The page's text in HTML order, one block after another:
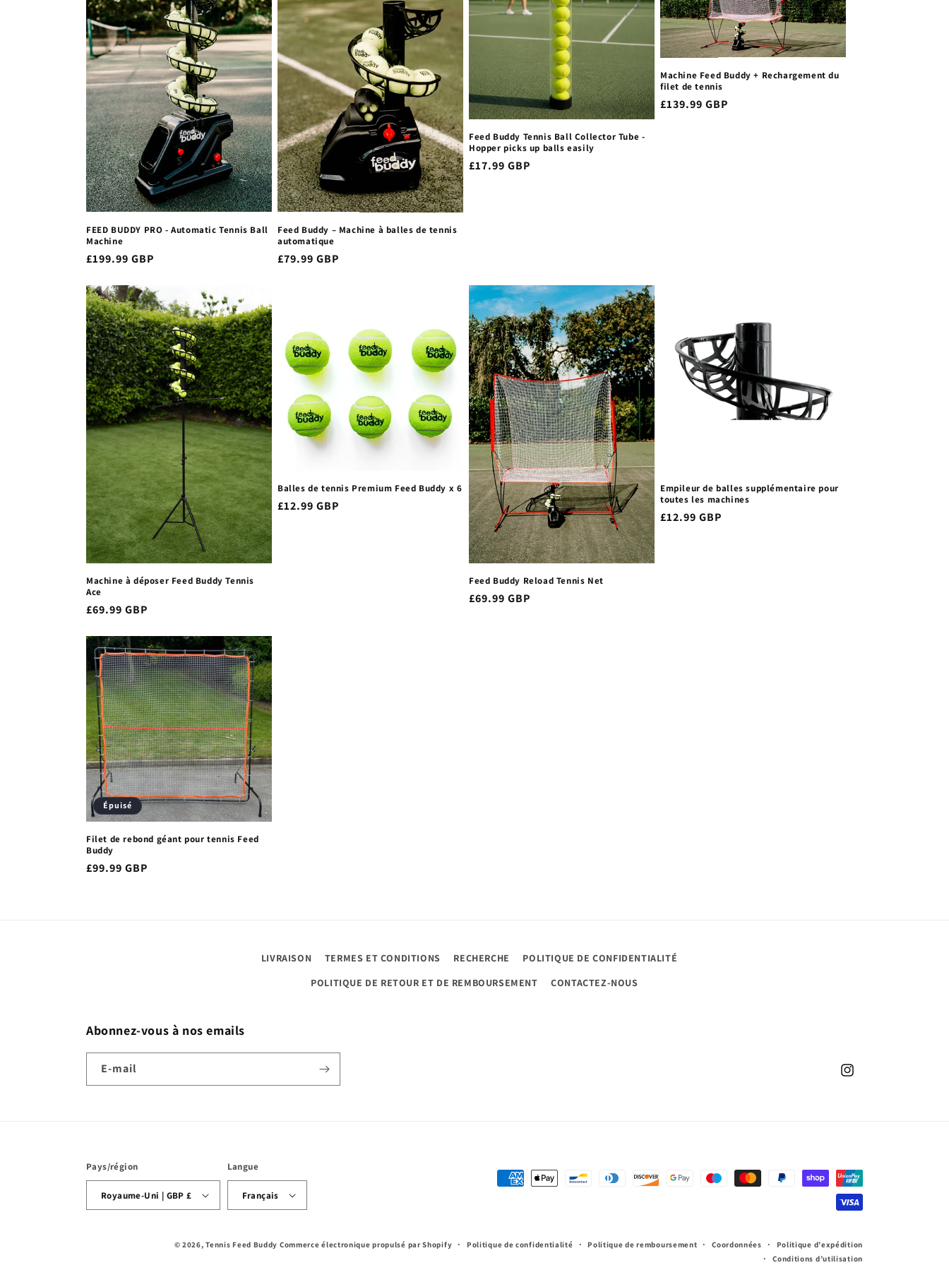
c
t
i
o
n
:
FEED BUDDY PRO - Automatic Tennis Ball
Machine
Prix
£199.99 GBP
Feed Buddy – Machine à balles de tennis
automatique
Prix
£79.99 GBP
Feed Buddy Tennis Ball Collector Tube -
Hopper picks up balls easily
Prix
£17.99 GBP
Machine Feed Buddy + Rechargement du
filet de tennis
Prix
£139.99 GBP
Machine à déposer Feed Buddy Tennis
Ace
Prix
£69.99 GBP
Balles de tennis Premium Feed Buddy x 6
Prix
£12.99 GBP
Feed Buddy Reload Tennis Net
Prix
£69.99 GBP
Empileur de balles supplémentaire pour
toutes les machines
Prix
£12.99 GBP
Épuisé
Filet de rebond géant pour tennis Feed
Buddy
Prix
£99.99 GBP
LIVRAISON TERMES ET CONDITIONS RECHERCHE
POLITIQUE DE CONFIDENTIALITÉ
POLITIQUE DE RETOUR ET DE REMBOURSEMENT
CONTACTEZ-NOUS
Abonnez-vous à nos emails
E-mail
Instagram
Pays/région
Royaume-Uni | GBP £
Langue
Français
Moyens
© 2026,Tennis Feed Buddy Commerce électronique propulsé par Shopify Politique de confidentialité Politique de remboursement Coordonnées
Politique d’expédition
Conditions d’utilisation